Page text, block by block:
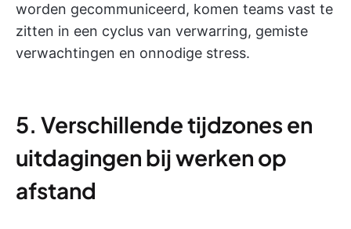
worden gecommuniceerd, komen teams vast te
zitten in een cyclus van verwarring, gemiste
verwachtingen en onnodige stress.
5. Verschillende tijdzones en
uitdagingen bij werken op
afstand